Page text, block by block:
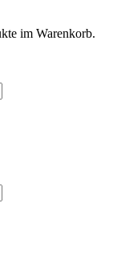
im Warenkorb.